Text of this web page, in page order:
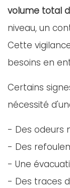
volume total
niveau, un
Cette
besoins en
Certains
nécessité
- Des odeurs
- Des
- Une
- Des traces